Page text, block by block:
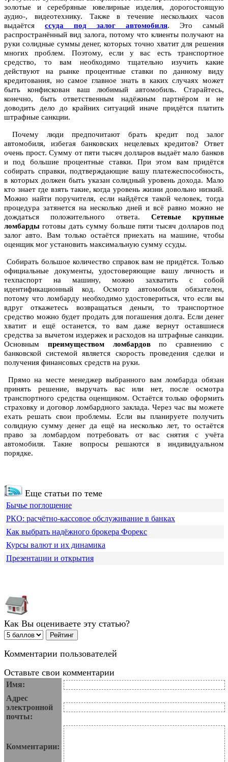
золотые и серебряные ювелирные изделия, дорогостоящую
аудио-, видеотехнику. Также в течение нескольких часов
выдаётся ссуда под залог автомобиля. Это самый
распространённый вид залога, потому что клиенты получают на
руки солидные суммы денег, которых точно хватит для решения
многих проблем. Поэтому, если у вас есть транспортное
средство, то вам необходимо тщательно изучить какие
действуют на рынке процентные ставки по данному виду
кредитования, но самое главное знать в каких случаях может
быть конфискован ваш любимый автомобиль. Старайтесь,
конечно, быть ответственным надёжным партнёром и не
доводить дело до крайних ситуаций иначе придётся платить
штрафные санкции.
Почему люди предпочитают брать кредит под залог
автомобиля, избегая банковских нецелевых кредитов? Ответ
очень прост. Сумму от пяти тысяч долларов выдаёт мало банков
и под большие процентные ставки. При этом вам придётся
собирать справки, подтверждающие вашу платежеспособность,
в которых должен быть указан солидный уровень дохода. Мало
кто знает где взять такие, когда уровень жизни довольно низкий.
Можно найти поручителя, если найдётся такой человек, тогда
процедура затянется на несколько дней и всё равно можно не
дождаться положительного ответа. Сетевые крупные
ломбарды готовы дать сумму больше пяти тысяч долларов под
залог авто. Вам только остаётся приехать на машине, чтобы
оценщик мог установить максимальную сумму ссуды.
Собирать большое количество справок вам не придётся. Только
официальные документы, удостоверяющие вашу личность и
техпаспорт на машину, можно захватить с собой
идентификационный код. Осмотр автомобиля обязателен,
потому что ломбарду необходимо удостовериться, что если вы
вдруг откажетесь возвращаться деньги, то транспортное
средство можно будет продать для погашения долга. Если денег
хватит и ещё останется, то вам даже вернут оставшиеся
средства за вычетом издержек и расходов на штрафные санкции.
Основным преимуществом ломбардовпо сравнению с
банковской системой является скорость проведения сделки и
получения финансовых средств на руки.
Прямо на месте менеджер выбранного вам ломбарда обязан
принять решение, выручать вас или нет, после осмотра
транспортного средства оценщиком. Остаётся только оформить
страховку и договор ломбардного заклада. Через час вы можете
ехать решать свои проблемы. Если вы планируете получить
солидную сумму денег да ещё на несколько лет, то остаётся
право за ломбардом потребовать от вас снятия с учёта
автомобиля. Такие вопросы решаются в индивидуальном
порядке.
Еще статьи по теме
Бычье поглощение
РКО: расчётно-кассовое обслуживание в банках
Как выбрать надёжного брокера Форекс
Курсы валют и их динамика
Презентации и открытия
Как Вы оцениваете эту статью?
Комментарии пользователей
Оставьте свои комментарии
Имя:
Адрес
электронной
почты:
Комментарии: